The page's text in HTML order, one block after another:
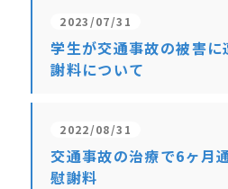
2023/07/31
学生が交通事故の被害
謝料について
2022/08/31
交通事故の治療で6ヶ月
慰謝料